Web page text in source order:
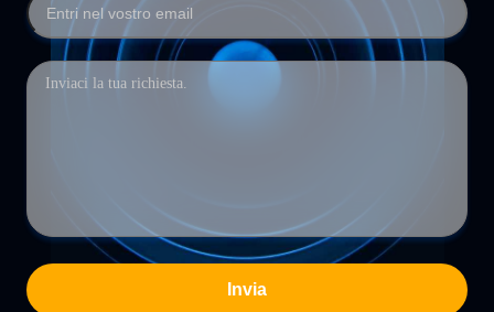
Invia